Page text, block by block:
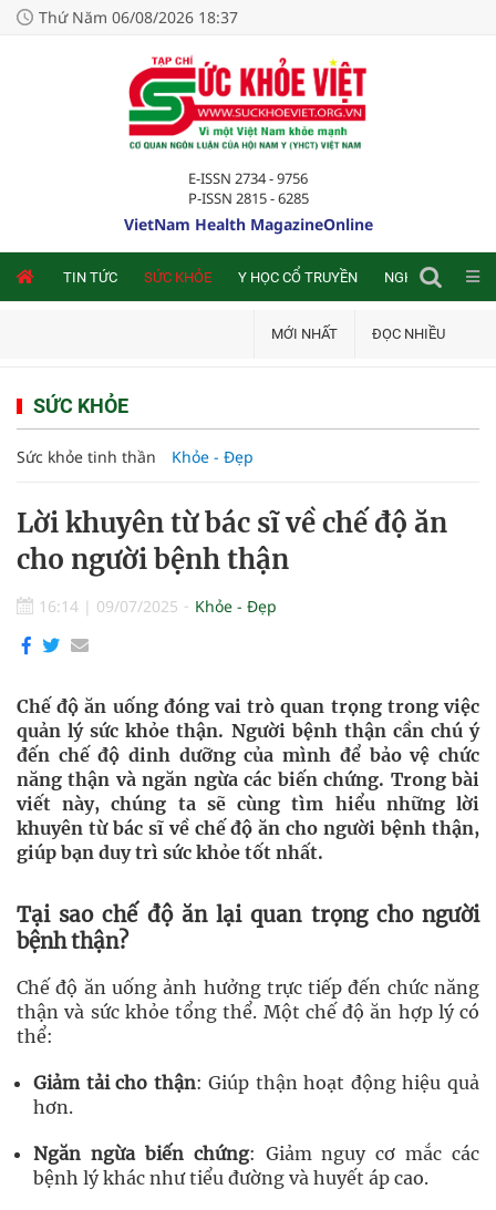
Thứ Năm 06/08/2026 18:37
E-ISSN 2734 - 9756
P-ISSN 2815 - 6285
VietNam Health MagazineOnline
TIN TỨC SỨC KHỎE Y HỌC CỔ TRUYỀN NGHIÊN CỨU
MỚI NHẤT ĐỌC NHIỀU
SỨC KHỎE
Sức khỏe tinh thần Khỏe - Đẹp
Lời khuyên từ bác sĩ về chế độ ăn
cho người bệnh thận
16:14 | 09/07/2025 Khỏe - Đẹp
Chế độ ăn uống đóng vai trò quan trọng trong việc
quản lý sức khỏe thận. Người bệnh thận cần chú ý
đến chế độ dinh dưỡng của mình để bảo vệ chức
năng thận và ngăn ngừa các biến chứng. Trong bài
viết này, chúng ta sẽ cùng tìm hiểu những lời
khuyên từ bác sĩ về chế độ ăn cho người bệnh thận,
giúp bạn duy trì sức khỏe tốt nhất.
Tại sao chế độ ăn lại quan trọng cho người
bệnh thận?
Chế độ ăn uống ảnh hưởng trực tiếp đến chức năng
thận và sức khỏe tổng thể. Một chế độ ăn hợp lý có
thể:
Giảm tải cho thận: Giúp thận hoạt động hiệu quả
hơn.
Ngăn ngừa biến chứng: Giảm nguy cơ mắc các
bệnh lý khác như tiểu đường và huyết áp cao.